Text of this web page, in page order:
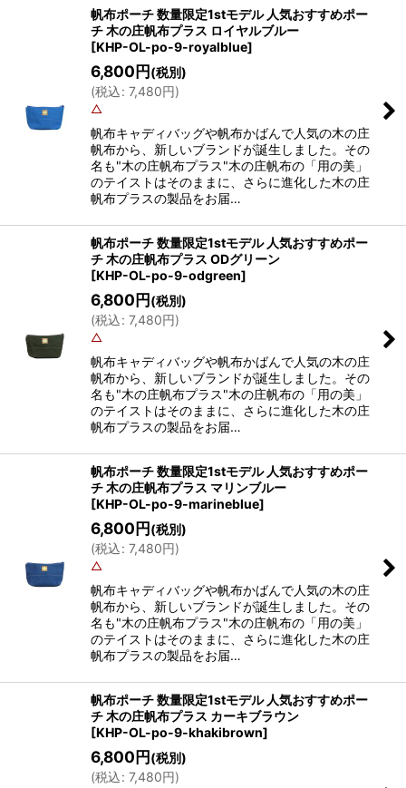
帆布ポーチ 数量限定1stモデル 人気おすすめポー
チ 木の庄帆布プラス ロイヤルブルー
[KHP-OL-po-9-royalblue]
6,800円(税別)
(税込: 7,480円)
△
帆布キャディバッグや帆布かばんで人気の木の庄
帆布から、新しいブランドが誕生しました。その
名も"木の庄帆布プラス"木の庄帆布の「用の美」
のテイストはそのままに、さらに進化した木の庄
帆布プラスの製品をお届…
帆布ポーチ 数量限定1stモデル 人気おすすめポー
チ 木の庄帆布プラス ODグリーン
[KHP-OL-po-9-odgreen]
6,800円(税別)
(税込: 7,480円)
△
帆布キャディバッグや帆布かばんで人気の木の庄
帆布から、新しいブランドが誕生しました。その
名も"木の庄帆布プラス"木の庄帆布の「用の美」
のテイストはそのままに、さらに進化した木の庄
帆布プラスの製品をお届…
帆布ポーチ 数量限定1stモデル 人気おすすめポー
チ 木の庄帆布プラス マリンブルー
[KHP-OL-po-9-marineblue]
6,800円(税別)
(税込: 7,480円)
△
帆布キャディバッグや帆布かばんで人気の木の庄
帆布から、新しいブランドが誕生しました。その
名も"木の庄帆布プラス"木の庄帆布の「用の美」
のテイストはそのままに、さらに進化した木の庄
帆布プラスの製品をお届…
帆布ポーチ 数量限定1stモデル 人気おすすめポー
チ 木の庄帆布プラス カーキブラウン
[KHP-OL-po-9-khakibrown]
6,800円(税別)
(税込: 7,480円)